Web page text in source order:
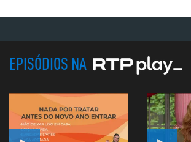
EPISÓDIOS NA